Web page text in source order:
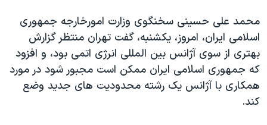
حقوق شهروندی
اقتصادی
علم و فناوری
اسرائیل در جنگ
گالری عکس
انتخابات ریاست جمهوری آمریکا ۲۰۲۴
حمله جمهوری اسلامی به اسرائیل
رمز مهسا
ورزش زنان در ایران
اعتراضات زن، زندگی، آزادی
زبانهای مختلف
محمد علی حسينی سخنگوی وزارت امورخارجه جمهوری
اسلامی ايران، امروز، يکشنبه، گفت تهران منتظر گزارش
بهتری از سوی آژانس بين المللی انرژی اتمی بود، و افزود
که جمهوری اسلامی ايران ممکن است مجبور شود در مورد
همکاری با آژانس يک رشته محدوديت های جديد وضع
کند.